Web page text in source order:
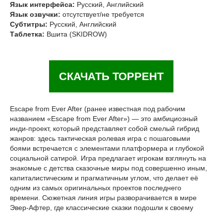
Язык интерфейса: Русский, Английский
Язык озвучки: отсутствует/не требуется
Субтитры: Русский, Английский
Таблетка: Вшита (SKIDROW)
СКАЧАТЬ ТОРРЕНТ
Escape from Ever After (ранее известная под рабочим
названием «Escape from Ever After») — это амбициозный
инди-проект, который представляет собой смелый гибрид
жанров: здесь тактическая ролевая игра с пошаговыми
боями встречается с элементами платформера и глубокой
социальной сатирой. Игра предлагает игрокам взглянуть на
знакомые с детства сказочные миры под совершенно иным,
капиталистическим и прагматичным углом, что делает её
одним из самых оригинальных проектов последнего
времени. Сюжетная линия игры разворачивается в мире
Эвер-Афтер, где классические сказки подошли к своему